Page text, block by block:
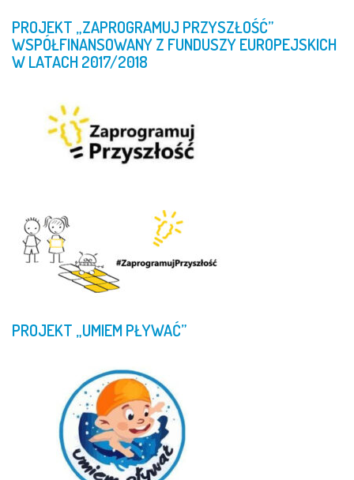
PROJEKT „ZAPROGRAMUJ PRZYSZŁOŚĆ”
WSPÓŁFINANSOWANYZ FUNDUSZYEUROPEJSKICH
WLATACH2017/2018
PROJEKT „UMIEMPŁYWAĆ”